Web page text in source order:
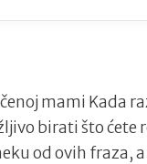
mami Kada
birati što ćete
od ovih fraza,